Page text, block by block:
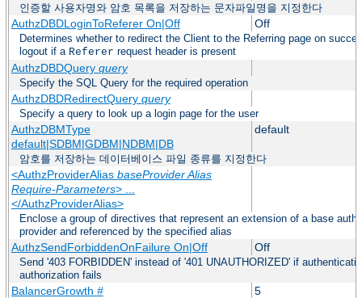
인증할 사용자명와 암호 목록을 저장하는 문자파일명을 지정한다
AuthzDBDLoginToReferer On|Off Off
Determines whether to redirect the Client to the Referring page on
logout if a Referer request header is present
AuthzDBDQuery query
Specify the SQL Query for the required operation
AuthzDBDRedirectQuery query
Specify a query to look up a login page for the user
AuthzDBMType
default|SDBM|GDBM|NDBM|DB
default
암호를 저장하는 데이터베이스 파일 종류를 지정한다
<AuthzProviderAlias baseProvider Alias
Require-Parameters> ...
</AuthzProviderAlias>
Enclose a group of directives that represent an extension of a base
provider and referenced by the specified alias
AuthzSendForbiddenOnFailure On|Off Off
Send '403 FORBIDDEN' instead of '401 UNAUTHORIZED' if
authorization fails
BalancerGrowth # 5